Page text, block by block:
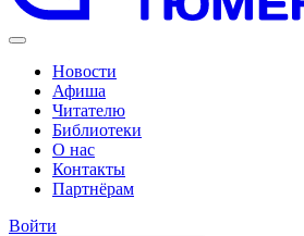
Новости
Афиша
Читателю
Библиотеки
О нас
Контакты
Партнёрам
Войти